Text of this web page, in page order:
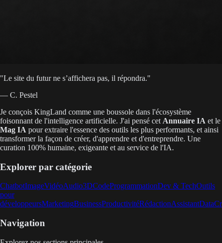
"Le site du futur ne s’affichera pas, il répondra."
— C. Pestel
Je conçois KingLand comme une boussole dans l'écosystème
foisonnant de l'intelligence artificielle. J'ai pensé cet Annuaire IA et le
Mag IA pour extraire l'essence des outils les plus performants, et ainsi
transformer la façon de créer, d'apprendre et d'entreprendre. Une
curation 100% humaine, exigeante et au service de l'IA.
Explorer par catégorie
ChatbotImageVidéoAudio3DCodeProgrammationDev & TechOutils
pour
développeursMarketingBusinessProductivitéRédactionAssistantData
Navigation